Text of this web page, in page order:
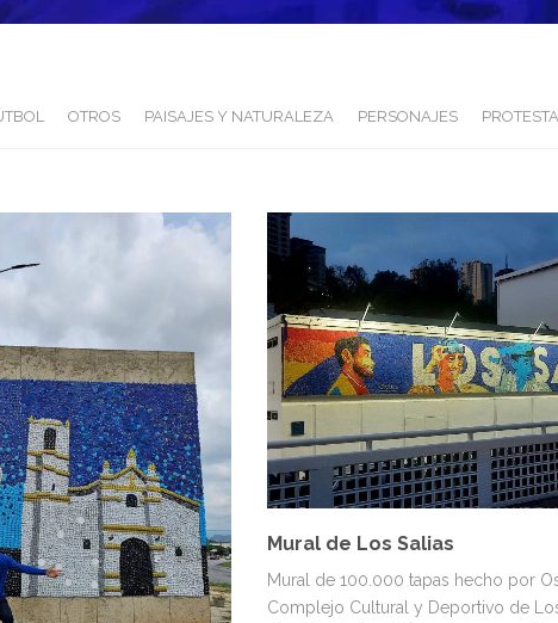
OTROS PAISAJES Y NATURALEZA PERSONAJES
OTROS
MURALES
Mural de Los Salias
Mural de 100.000 tapas hecho por
Complejo Cultural y Deportivo de